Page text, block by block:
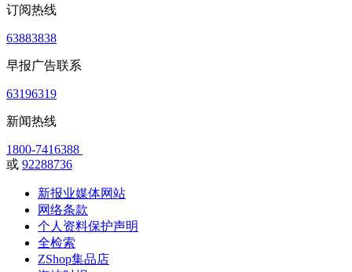
订阅热线
63883838
早报广告联系
63196319
新闻热线
1800-7416388
或 92288736
新报业媒体网站
网络条款
个人资料保护声明
全检索
ZShop集品店